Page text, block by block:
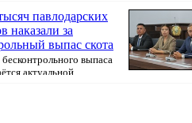
павлодарских
наказали за
выпас скота
выпаса
актуальной,